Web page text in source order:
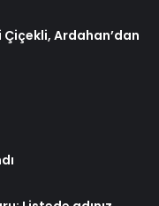
Ardahan’dan